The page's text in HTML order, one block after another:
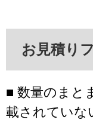
お見積り
■ 数量のまと
載されていな